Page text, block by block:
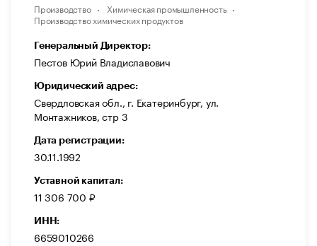
Производство
Химическая промышленность
Производство химических продуктов
Генеральный Директор:
Пестов Юрий Владиславович
Юридический адрес:
Свердловская обл., г. Екатеринбург, ул.
Монтажников, стр 3
Дата регистрации:
30.11.1992
Уставной капитал:
11 306 700 ₽
ИНН:
6659010266